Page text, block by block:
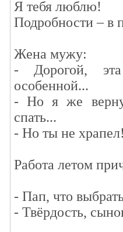
Я тебя люблю!
Подробности – в
Жена мужу:
- Дорогой,
особенной...
- Но я же
спать...
- Но ты не
Работа летом
- Пап, что
- Твёрдость,